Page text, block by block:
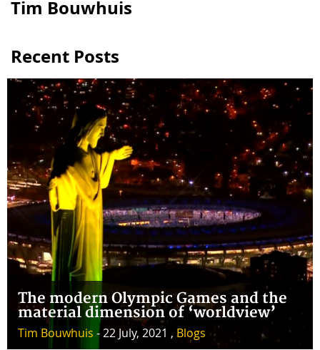
Tim Bouwhuis
Recent Posts
The modern Olympic Games and the
material dimension of ‘worldview’
Tim Bouwhuis - 22 July, 2021 , Blogs